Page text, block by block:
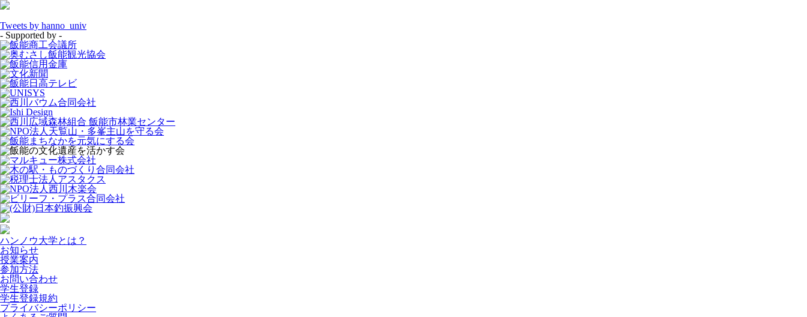
Tweets by hanno_univ
- Supported by -
ハンノウ大学とは？
お知らせ
授業案内
参加方法
お問い合わせ
学生登録
学生登録規約
プライバシーポリシー